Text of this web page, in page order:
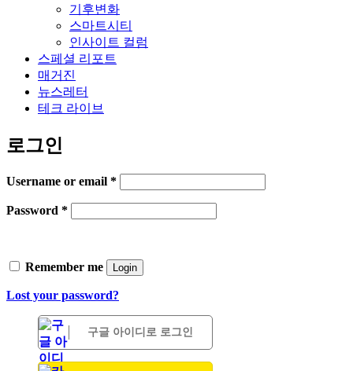
기후변화
스마트시티
인사이트 컬럼
스페셜 리포트
매거진
뉴스레터
테크 라이브
로그인
Username or email *
Password *
Remember me Login
Lost your password?
구글 아이디로 로그인